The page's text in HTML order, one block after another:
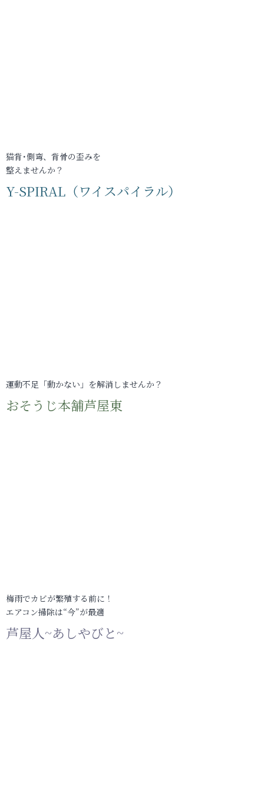
猫背･側弯、背骨の歪みを
整えませんか？
Y-SPIRAL（ワイスパイラル）
運動不足「動かない」を解消しませんか？
おそうじ本舗芦屋東
梅雨でカビが繁殖する前に！
エアコン掃除は“今”が最適
芦屋人~あしやびと~